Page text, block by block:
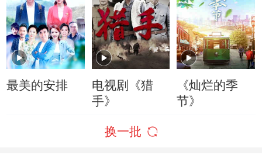
最美的安排
电视剧《猎
手》
《灿烂的季
节》
换一批